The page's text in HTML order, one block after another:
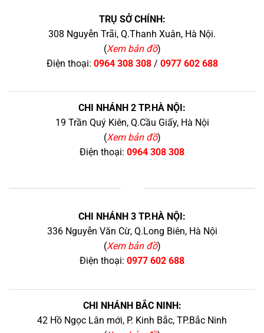
TRỤ SỞ CHÍNH:
308 Nguyễn Trãi, Q.Thanh Xuân, Hà Nội.
(Xem bản đồ)
Điện thoại: 0964 308 308/ 0977 602 688
CHI NHÁNH 2 TP.HÀ NỘI:
19 Trần Quý Kiên, Q.Cầu Giấy, Hà Nội
(Xem bản đồ)
Điện thoại: 0964 308 308
CHI NHÁNH 3 TP.HÀ NỘI:
336 Nguyễn Văn Cừ, Q.Long Biên, Hà Nội
(Xem bản đồ)
Điện thoại: 0977 602 688
CHI NHÁNH BẮC NINH:
42 Hồ Ngọc Lân mới, P. Kinh Bắc, TP.Bắc Ninh